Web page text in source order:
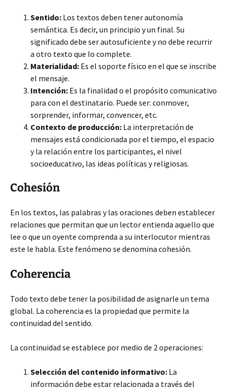
Sentido: Los textos deben tener autonomía
semántica. Es decir, un principio y un final. Su
significado debe ser autosuficiente y no debe recurrir
a otro texto que lo complete.
Materialidad: Es el soporte físico en el que se inscribe
el mensaje.
Intención: Es la finalidad o el propósito comunicativo
para con el destinatario. Puede ser: conmover,
sorprender, informar, convencer, etc.
Contexto de producción: La interpretación de
mensajes está condicionada por el tiempo, el espacio
y la relación entre los participantes, el nivel
socioeducativo, las ideas políticas y religiosas.
Cohesión
En los textos, las palabras y las oraciones deben establecer
relaciones que permitan que un lector entienda aquello que
lee o que un oyente comprenda a su interlocutor mientras
este le habla. Este fenómeno se denomina cohesión.
Coherencia
Todo texto debe tener la posibilidad de asignarle un tema
global. La coherencia es la propiedad que permite la
continuidad del sentido.
La continuidad se establece por medio de 2 operaciones:
Selección del contenido informativo: La
información debe estar relacionada a través del